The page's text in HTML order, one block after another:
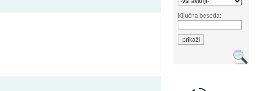
Ključna beseda: